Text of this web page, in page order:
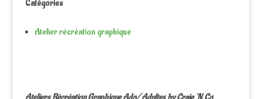
Catégories
Atelier récréation graphique